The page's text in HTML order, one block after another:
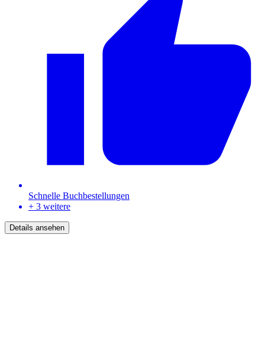
Schnelle Buchbestellungen
+ 3 weitere
Details ansehen